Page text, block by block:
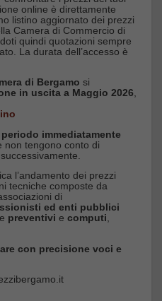
online è direttamente
listino aggiornato dei prezzi
Camera di Commercio di
quindi quotazioni sempre
La durata dell’accesso è
di Bergamo si
in uscita a Maggio 2026,
periodo immediatamente
non tengono conto di
l’andamento dei prezzi
tecniche composte da
di
ed enti pubblici
preventivi e computi,
con precisione voci e